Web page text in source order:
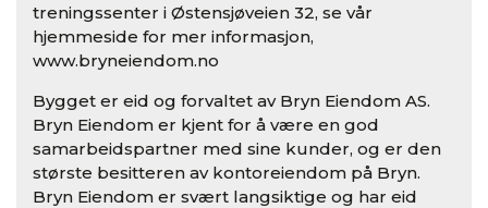
treningssenter i Østensjøveien 32, se vår
hjemmeside for mer informasjon,
www.bryneiendom.no
Bygget er eid og forvaltet av Bryn Eiendom AS.
Bryn Eiendom er kjent for å være en god
samarbeidspartner med sine kunder, og er den
største besitteren av kontoreiendom på Bryn.
Bryn Eiendom er svært langsiktige og har eid